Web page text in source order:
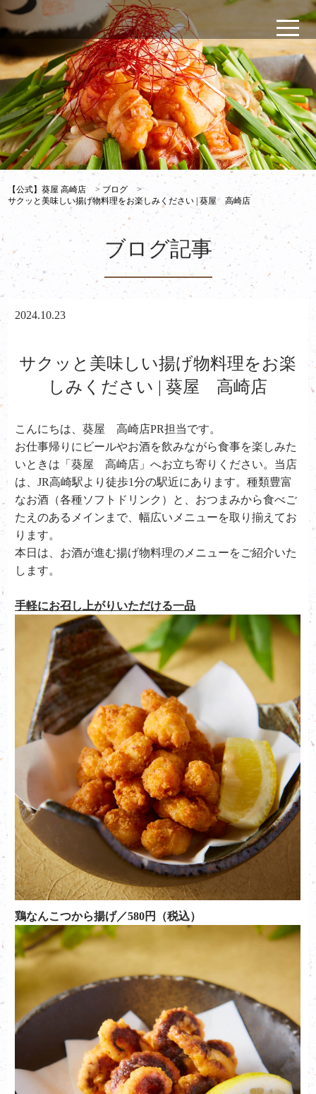
【公式】葵屋 高崎店 > ブログ
>
サクッと美味しい揚げ物料理をお楽しみください | 葵屋 高崎店
ブログ記事
2024.10.23
サクッと美味しい揚げ物料理をお楽
しみください | 葵屋 高崎店
こんにちは、葵屋 高崎店PR担当です。
お仕事帰りにビールやお酒を飲みながら食事を楽しみた
いときは「葵屋 高崎店」へお立ち寄りください。当店
は、JR高崎駅より徒歩1分の駅近にあります。種類豊富
なお酒（各種ソフトドリンク）と、おつまみから食べご
たえのあるメインまで、幅広いメニューを取り揃えてお
ります。
本日は、お酒が進む揚げ物料理のメニューをご紹介いた
します。
手軽にお召し上がりいただける一品
鶏なんこつから揚げ／580円（税込）